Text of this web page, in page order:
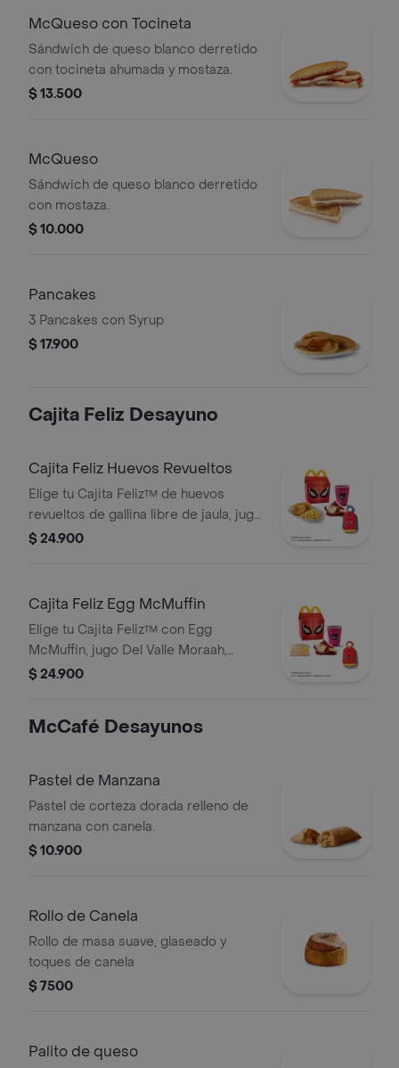
McQueso con Tocineta
Sándwich de queso blanco derretido
con tocineta ahumada y mostaza.
$ 13.500
McQueso
Sándwich de queso blanco derretido
con mostaza.
$ 10.000
Pancakes
3 Pancakes con Syrup
$ 17.900
Cajita Feliz Desayuno
Cajita Feliz Huevos Revueltos
Elige tu Cajita Feliz™ de huevos
revueltos de gallina libre de jaula, jugo
Del Valle Moraah, cascos de manzana
$ 24.900
Cajita Feliz Egg McMuffin
Elige tu Cajita Feliz™ con Egg
McMuffin, jugo Del Valle Moraah,
cascos de manzana y juguete.
$ 24.900
McCafé Desayunos
Pastel de Manzana
Pastel de corteza dorada relleno de
manzana con canela.
$ 10.900
Rollo de Canela
Rollo de masa suave, glaseado y
toques de canela
$ 7500
Palito de queso